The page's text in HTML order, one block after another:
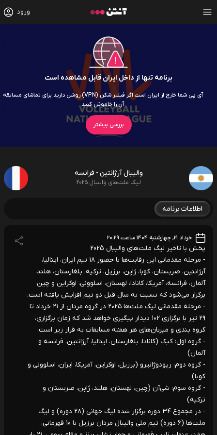
ورود
برنامه تنها از داخل ایران قابل مشاهده است
آی پی شما خارج از ایران است اگر فیلتر شکن (VPN) روشن دارید برای تماشای مسابقه
آن را خاموش کنید
بررسی بیشتر
والیبال آرژانتین - فرانسه
لیگ ملت‌های والیبال 2025
اطلاعات برنامه
خرداد ۲۱, چهارشنبه ۱۴۰۴ ساعت ۲۰:۲۹
پخش با تاخیر لیگ ملت‌های والیبال 2025
- مرحله مقدماتی این رقابت‌ها با حضور ۱۸ تیم ایران، ایتالیا،
آرژانتین، صربستان، کوبا، ژاپن، برزیل، ترکیه، بلغارستان، هلند،
آلمان، فرانسه، آمریکا، کانادا، لهستان، اسلوونی، اوکراین و چین
برگزار می‌شود که نسبت به سال قبل دو تیم افزایش یافته است.
- مرحله مقدماتی لیگ ملت‌ها ۲۰۲۵ در گروه مردان از ۲۱ خرداد تا
۲۹ تیر با برگزاری ۱۰۲ دیدار پیگیری خواهد شد که زمان برگزاری،
گروه بندی و میزبان‌های هر هفته مسابقات به قرار زیر است:
- گروه اول: کبک (کانادا، بلغارستان، ایتالیا، آرژانتین، فرانسه و
آلمان)
- گروه دوم: ریودوژانیرو (برزیل، اوکراین، آمریکا، ایران، اسلوونی و
کوبا)
- گروه سوم: شی‌آن (چین، لهستان، هلند، ژاپن، صربستان و
ترکیه)
- در مجموع ۳۴ دوره برگزار شده لیگ جهانی (۲۸ دوره) و لیگ
ملت‌ها (۶ دوره) تیم ملی والیبال مردان برزیل با ۱۰ قهرمانی،